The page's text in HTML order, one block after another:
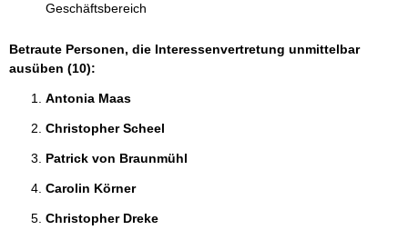
Geschäftsbereich
Betraute Personen, die Interessenvertretung unmittelbar
ausüben (10):
Antonia Maas
Christopher Scheel
Patrick von Braunmühl
Carolin Körner
Christopher Dreke